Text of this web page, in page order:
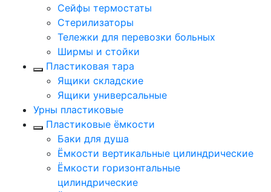
Сейфы термостаты
Стерилизаторы
Тележки для перевозки больных
Ширмы и стойки
Пластиковая тара
Ящики складские
Ящики универсальные
Урны пластиковые
Пластиковые ёмкости
Баки для душа
Ёмкости вертикальные цилиндрические
Ёмкости горизонтальные
цилиндрические